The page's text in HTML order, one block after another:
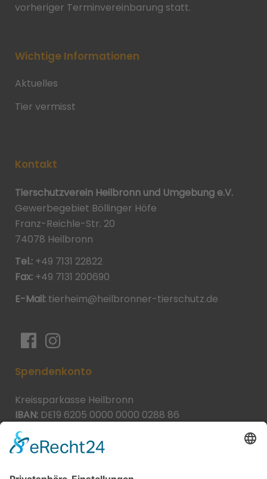
vorheriger Terminvereinbarung statt.
Wichtige Informationen
Aktuelles
Tier vermisst
Kontakt
Tierschutzverein Heilbronn und Umgebung e.V.
Gewerbegebiet Böllinger Höfe
Franz-Reichle-Str. 20
74078 Heilbronn
Tel.: +49 7131 22822
Fax: +49 7131 200690
E-Mail: tierheim@heilbronner-tierschutz.de
Spendenkonto
Kreissparkasse Heilbronn
IBAN: DE19 6205 0000 0000 0288 86
BIC:
Spende direkt via PayPal